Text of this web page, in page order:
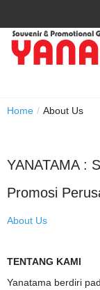
Home / About Us
YANATAMA :
Promosi
About Us
TENTANG KAMI
Yanatama berdiri